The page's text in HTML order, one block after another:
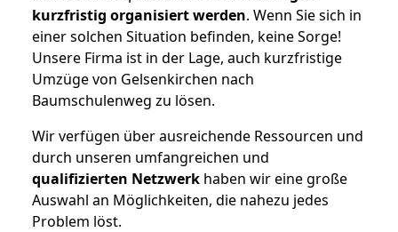
kurzfristig organisiert werden. Wenn Sie sich in
einer solchen Situation befinden, keine Sorge!
Unsere Firma ist in der Lage, auch kurzfristige
Umzüge von Gelsenkirchen nach
Baumschulenweg zu lösen.
Wir verfügen über ausreichende Ressourcen und
durch unseren umfangreichen und
qualifizierten Netzwerk haben wir eine große
Auswahl an Möglichkeiten, die nahezu jedes
Problem löst.